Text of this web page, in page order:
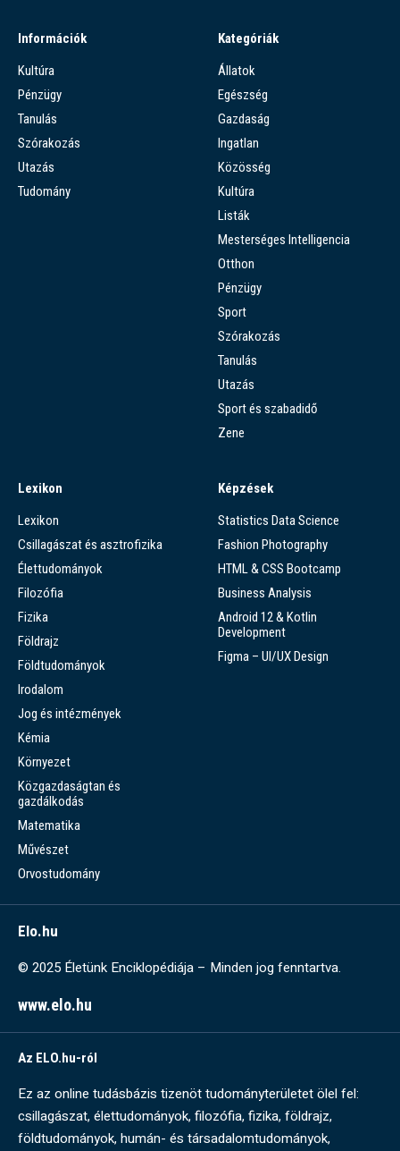
Információk
Kultúra
Pénzügy
Tanulás
Szórakozás
Utazás
Tudomány
Kategóriák
Állatok
Egészség
Gazdaság
Ingatlan
Közösség
Kultúra
Listák
Mesterséges Intelligencia
Otthon
Pénzügy
Sport
Szórakozás
Tanulás
Utazás
Sport és szabadidő
Zene
Lexikon
Lexikon
Csillagászat és asztrofizika
Élettudományok
Filozófia
Fizika
Földrajz
Földtudományok
Irodalom
Jog és intézmények
Kémia
Környezet
Közgazdaságtan és
gazdálkodás
Matematika
Művészet
Orvostudomány
Képzések
Statistics Data Science
Fashion Photography
HTML & CSS Bootcamp
Business Analysis
Android 12 & Kotlin
Development
Figma – UI/UX Design
Elo.hu
© 2025 Életünk Enciklopédiája – Minden jog fenntartva.
www.elo.hu
Az ELO.hu-ról
Ez az online tudásbázis tizenöt tudományterületet ölel fel:
csillagászat, élettudományok, filozófia, fizika, földrajz,
földtudományok, humán- és társadalomtudományok,